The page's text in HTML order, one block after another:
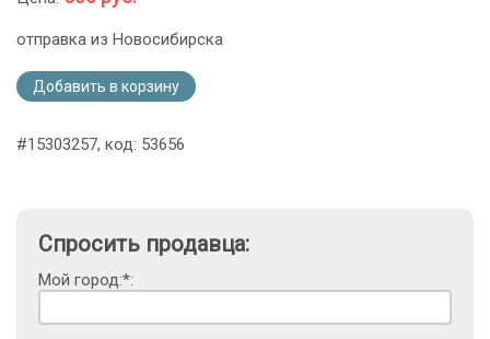
отправка из Новосибирска
Добавить в корзину
#15303257, код: 53656
Спросить продавца:
Мой город:*: